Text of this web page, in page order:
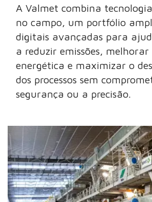
A Valmet combina
no campo, um portfólio
digitais avançadas para
a reduzir emissões,
energética e maximizar o
dos processos sem
segurança ou a precisão.